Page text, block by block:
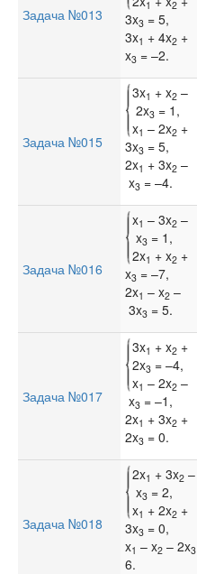
Задача №013
1 2
3x3 = 5,
3x1 + 4x2 +
x3 = –2.
Задача №015
3x1 + x2–
2x3 = 1,
x1 – 2x2+
3x3 = 5,
2x1 + 3x2 –
x3 = –4.
Задача №016
x1 – 3x2–
x3 = 1,
2x1 + x2+
x3 = –7,
2x1 – x2 –
3x3 = 5.
Задача №017
3x1 + x2+
2x3 = –4,
x1 – 2x2–
x3 = –1,
2x1 + 3x2 +
2x3 = 0.
Задача №018
2x1 + 3x2–
x3 = 2,
x1 + 2x2+
3x3 = 0,
x1 – x2 – 2x3
6.